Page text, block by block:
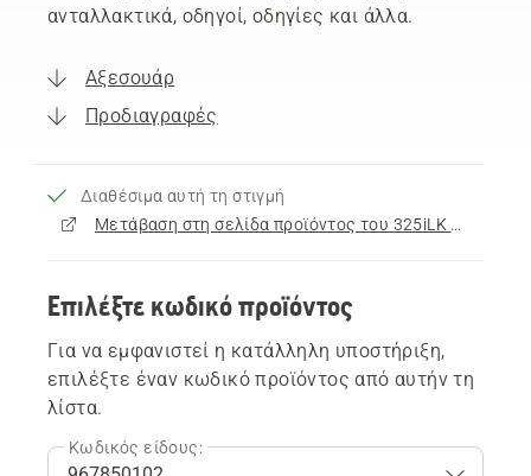
ανταλλακτικά, οδηγοί, οδηγίες και άλλα.
Αξεσουάρ
Προδιαγραφές
Διαθέσιμα αυτή τη στιγμή
Μετάβαση στη σελίδα προϊόντος του 325iLK χωρίς κοπτικό εξάρτημα
Επιλέξτε κωδικό προϊόντος
Για να εμφανιστεί η κατάλληλη υποστήριξη,
επιλέξτε έναν κωδικό προϊόντος από αυτήν τη
λίστα.
Κωδικός είδους: